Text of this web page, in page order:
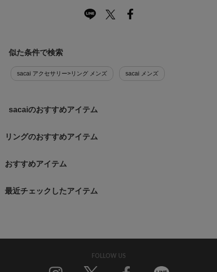
似た条件で検索
sacai アクセサリー>リング メンズ sacai メンズ
sacaiのおすすめアイテム
リングのおすすめアイテム
おすすめアイテム
最近チェックしたアイテム
FOLLOW US